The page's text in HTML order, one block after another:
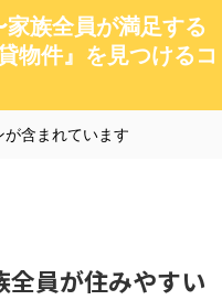
族全員が満足する
物件』を見つけるコ
含まれています
員が住みやすい